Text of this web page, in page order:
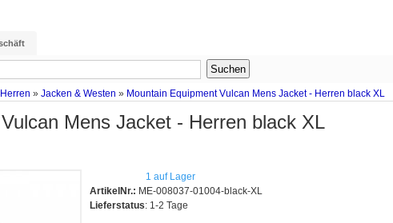
» Jacken & Westen » Mountain Equipment Vulcan Mens Jacket - Herren black XL
Mens Jacket - Herren black XL
1 auf Lager
ArtikelNr.: ME-008037-01004-black-XL
Lieferstatus: 1-2 Tage